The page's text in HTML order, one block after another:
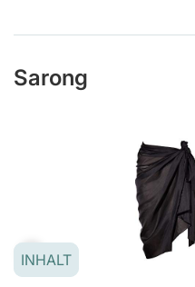
Sarong
INHALT